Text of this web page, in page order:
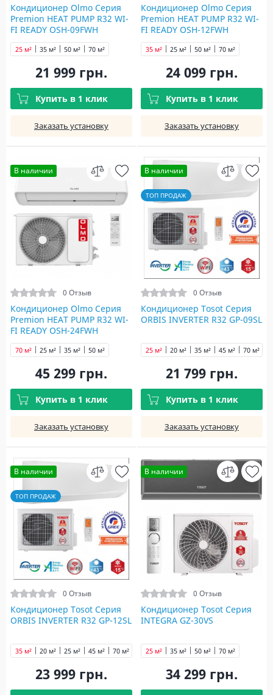
Кондиционер Olmo Серия
Premion HEAT PUMP R32 WI-
FI READY OSH-09FWH
25 м² 35 м² 50 м² 70 м²
21 999 грн.
Купить в 1 клик
Заказать установку
Кондиционер Olmo Серия
Premion HEAT PUMP R32 WI-
FI READY OSH-12FWH
25 м²
35 м² 50 м² 70 м²
24 099 грн.
Купить в 1 клик
Заказать установку
В наличии
0 Отзыв
Кондиционер Olmo Серия
Premion HEAT PUMP R32 WI-
FI READY OSH-24FWH
25 м² 35 м² 50 м²
70 м²
45 299 грн.
Купить в 1 клик
Заказать установку
В наличии
ТОП ПРОДАЖ
0 Отзыв
Кондиционер Tosot Серия
ORBIS INVERTER R32 GP-09SL
20 м²
25 м² 35 м² 45 м² 70 м²
21 799 грн.
Купить в 1 клик
Заказать установку
В наличии
ТОП ПРОДАЖ
0 Отзыв
Кондиционер Tosot Серия
ORBIS INVERTER R32 GP-12SL
20 м² 25 м²
35 м² 45 м² 70 м²
23 999 грн.
В наличии
0 Отзыв
Кондиционер Tosot Серия
INTEGRA GZ-30VS
25 м² 35 м² 50 м² 70 м²
34 299 грн.